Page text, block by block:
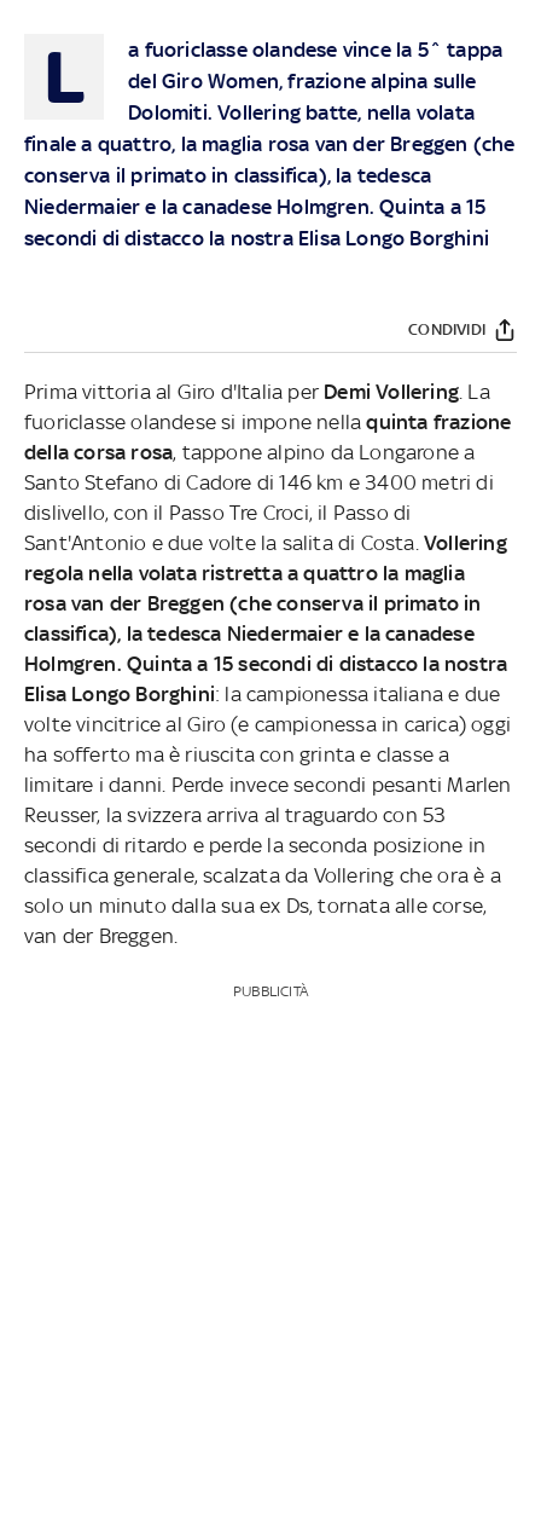
L
a fuoriclasse olandese vince la 5^ tappa
del Giro Women, frazione alpina sulle
Dolomiti. Vollering batte, nella volata
finale a quattro, la maglia rosa van der Breggen (che
conserva il primato in classifica), la tedesca
Niedermaier e la canadese Holmgren. Quinta a 15
secondi di distacco la nostra Elisa Longo Borghini
CONDIVIDI
Prima vittoria al Giro d'Italia per Demi Vollering . La
fuoriclasse olandese si impone nella quinta frazione
della corsa rosa, tappone alpino da Longarone a
Santo Stefano di Cadore di 146 km e 3400 metri di
dislivello, con il Passo Tre Croci, il Passo di
Sant'Antonio e due volte la salita di Costa. Vollering
regola nella volata ristretta a quattro la maglia
rosa van der Breggen (che conserva il primato in
classifica), la tedesca Niedermaier e la canadese
Holmgren. Quinta a 15 secondi di distacco la nostra
Elisa Longo Borghini: la campionessa italiana e due
volte vincitrice al Giro (e campionessa in carica) oggi
ha sofferto ma è riuscita con grinta e classe a
limitare i danni. Perde invece secondi pesanti Marlen
Reusser, la svizzera arriva al traguardo con 53
secondi di ritardo e perde la seconda posizione in
classifica generale, scalzata da Vollering che ora è a
solo un minuto dalla sua ex Ds, tornata alle corse,
van der Breggen.
PUBBLICITÀ